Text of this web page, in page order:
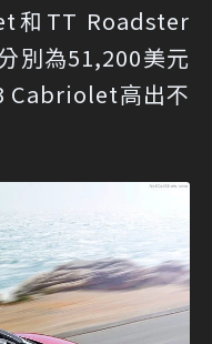
和TT Roadster
別為51,200美元
Cabriolet高出不